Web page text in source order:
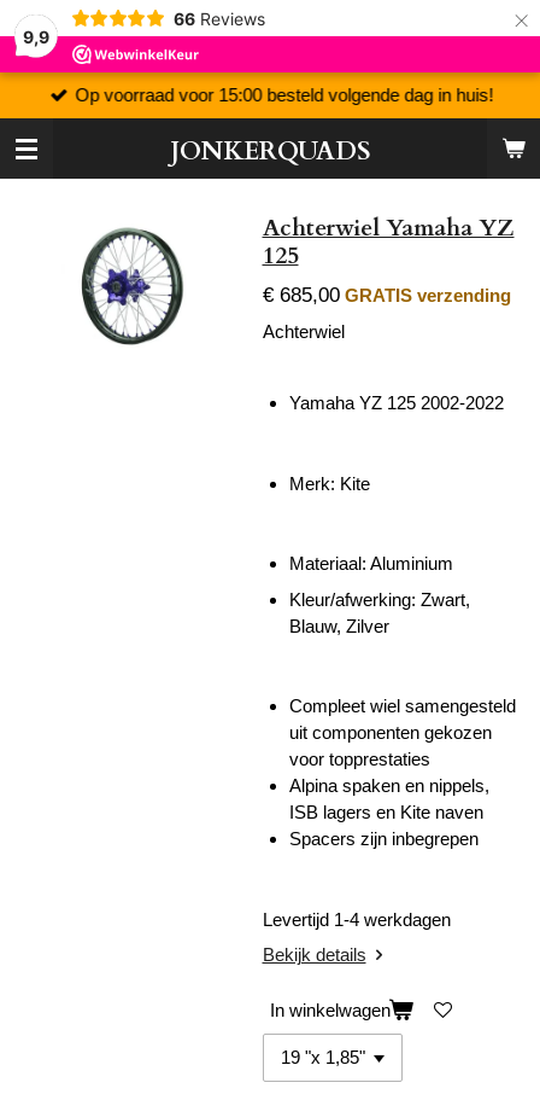
9,9
66 Reviews ×
JONKERQUADS
Op voorraad voor 15:00 besteld volgende dag in huis!
Achterwiel Yamaha YZ
125
€ 685,00 GRATIS verzending
Achterwiel
Yamaha YZ 125 2002-2022
Merk: Kite
Materiaal: Aluminium
Kleur/afwerking: Zwart,
Blauw, Zilver
Compleet wiel samengesteld
uit componenten gekozen
voor topprestaties
Alpina spaken en nippels,
ISB lagers en Kite naven
Spacers zijn inbegrepen
Levertijd 1-4 werkdagen
Bekijk details
In winkelwagen